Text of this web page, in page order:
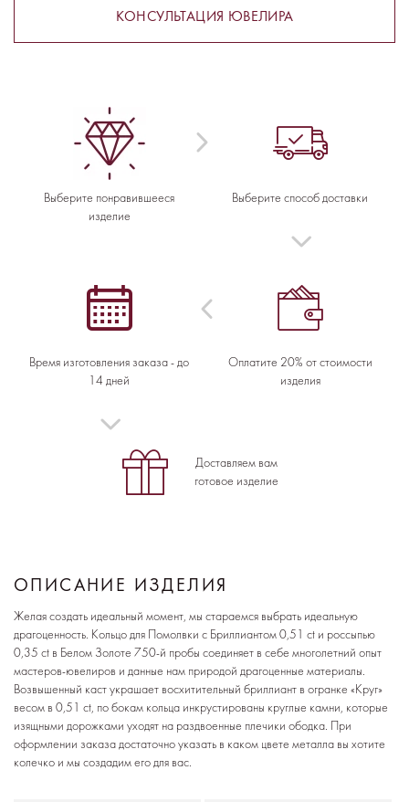
КОНСУЛЬТАЦИЯ ЮВЕЛИРА
Выберите понравившееся
изделие
Выберите способ доставки
Оплатите 20% от стоимости
изделия
Время изготовления заказа - до
14 дней
Доставляем вам
готовое изделие
ОПИСАНИЕ ИЗДЕЛИЯ
Желая создать идеальный момент, мы стараемся выбрать идеальную
драгоценность. Кольцо для Помолвки с Бриллиантом 0,51 ct и россыпью
0,35 ct в Белом Золоте 750-й пробы соединяет в себе многолетний опыт
мастеров-ювелиров и данные нам природой драгоценные материалы.
Возвышенный каст украшает восхитительный бриллиант в огранке «Круг»
весом в 0,51 ct, по бокам кольца инкрустированы круглые камни, которые
изящными дорожками уходят на раздвоенные плечики ободка. При
оформлении заказа достаточно указать в каком цвете металла вы хотите
колечко и мы создадим его для вас.